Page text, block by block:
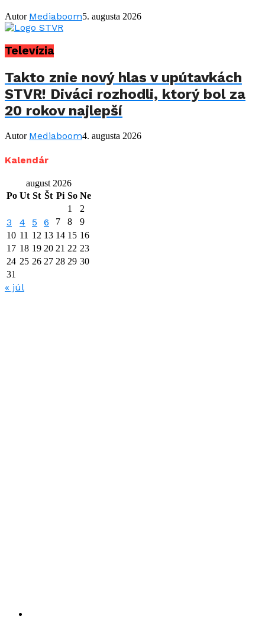
Autor Mediaboom5. augusta 2026
Televízia
Takto znie nový hlas v upútavkách
STVR! Diváci rozhodli, ktorý bol za
20 rokov najlepší
Autor Mediaboom4. augusta 2026
Kalendár
august 2026
Po Ut St Št Pi So Ne
1
2
3 4 5 6 7 8
9
10 11 12 13 14 15 16
17 18 19 20 21 22 23
24 25 26 27 28 29 30
31
« júl